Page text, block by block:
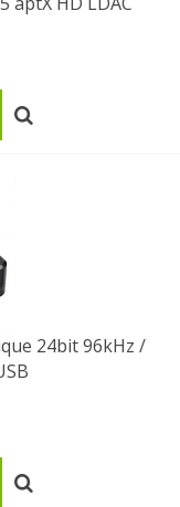
24bit 96kHz /